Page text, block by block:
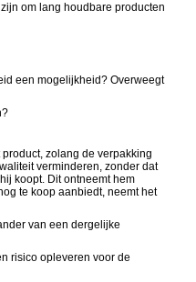
om lang houdbare producten
een mogelijkheid? Overweegt
zolang de verpakking
verminderen, zonder dat
koopt. Dit ontneemt hem
te koop aanbiedt, neemt het
van een dergelijke
risico opleveren voor de